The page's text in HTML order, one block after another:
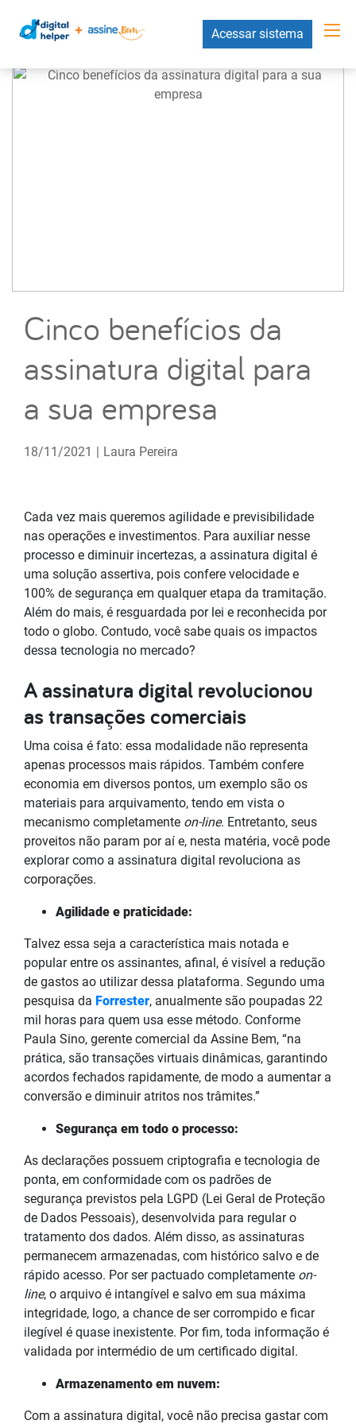
Acessar sistema
Cinco benefícios da
assinatura digital para
a sua empresa
18/11/2021 | Laura Pereira
Cada vez mais queremos agilidade e previsibilidade
nas operações e investimentos. Para auxiliar nesse
processo e diminuir incertezas, a assinatura digital é
uma solução assertiva, pois confere velocidade e
100% de segurança em qualquer etapa da tramitação.
Além do mais, é resguardada por lei e reconhecida por
todo o globo. Contudo, você sabe quais os impactos
dessa tecnologia no mercado?
A assinatura digital revolucionou
as transações comerciais
Uma coisa é fato: essa modalidade não representa
apenas processos mais rápidos. Também confere
economia em diversos pontos, um exemplo são os
materiais para arquivamento, tendo em vista o
mecanismo completamente on-line. Entretanto, seus
proveitos não param por aí e, nesta matéria, você pode
explorar como a assinatura digital revoluciona as
corporações.
Agilidade e praticidade:
Talvez essa seja a característica mais notada e
popular entre os assinantes, afinal, é visível a redução
de gastos ao utilizar dessa plataforma. Segundo uma
pesquisa da Forrester, anualmente são poupadas 22
mil horas para quem usa esse método. Conforme
Paula Sino, gerente comercial da Assine Bem, “na
prática, são transações virtuais dinâmicas, garantindo
acordos fechados rapidamente, de modo a aumentar a
conversão e diminuir atritos nos trâmites.”
Segurança em todo o processo:
As declarações possuem criptografia e tecnologia de
ponta, em conformidade com os padrões de
segurança previstos pela LGPD (Lei Geral de Proteção
de Dados Pessoais), desenvolvida para regular o
tratamento dos dados. Além disso, as assinaturas
permanecem armazenadas, com histórico salvo e de
rápido acesso. Por ser pactuado completamente on-
line, o arquivo é intangível e salvo em sua máxima
integridade, logo, a chance de ser corrompido e ficar
ilegível é quase inexistente. Por fim, toda informação é
validada por intermédio de um certificado digital.
Armazenamento em nuvem:
Com a assinatura digital, você não precisa gastar com